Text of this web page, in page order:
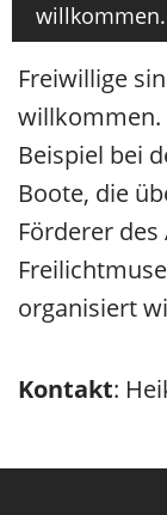
Freiwillige
willkommen.
Beispiel bei
Boote, die
Förderer
organisiert
Kontakt: